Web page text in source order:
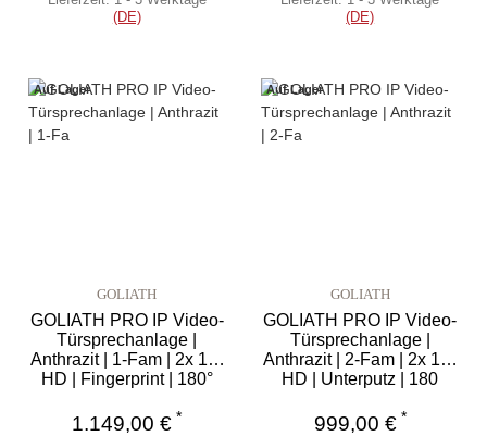
(DE)
(DE)
Auf Lager
GOLIATH
GOLIATH PRO IP Video-
Türsprechanlage |
Anthrazit | 1-Fam | 2x 10"
HD | Fingerprint | 180°
1.149,00 € *
Auf Lager
GOLIATH
GOLIATH PRO IP Video-
Türsprechanlage |
Anthrazit | 2-Fam | 2x 10"
HD | Unterputz | 180
999,00 €*